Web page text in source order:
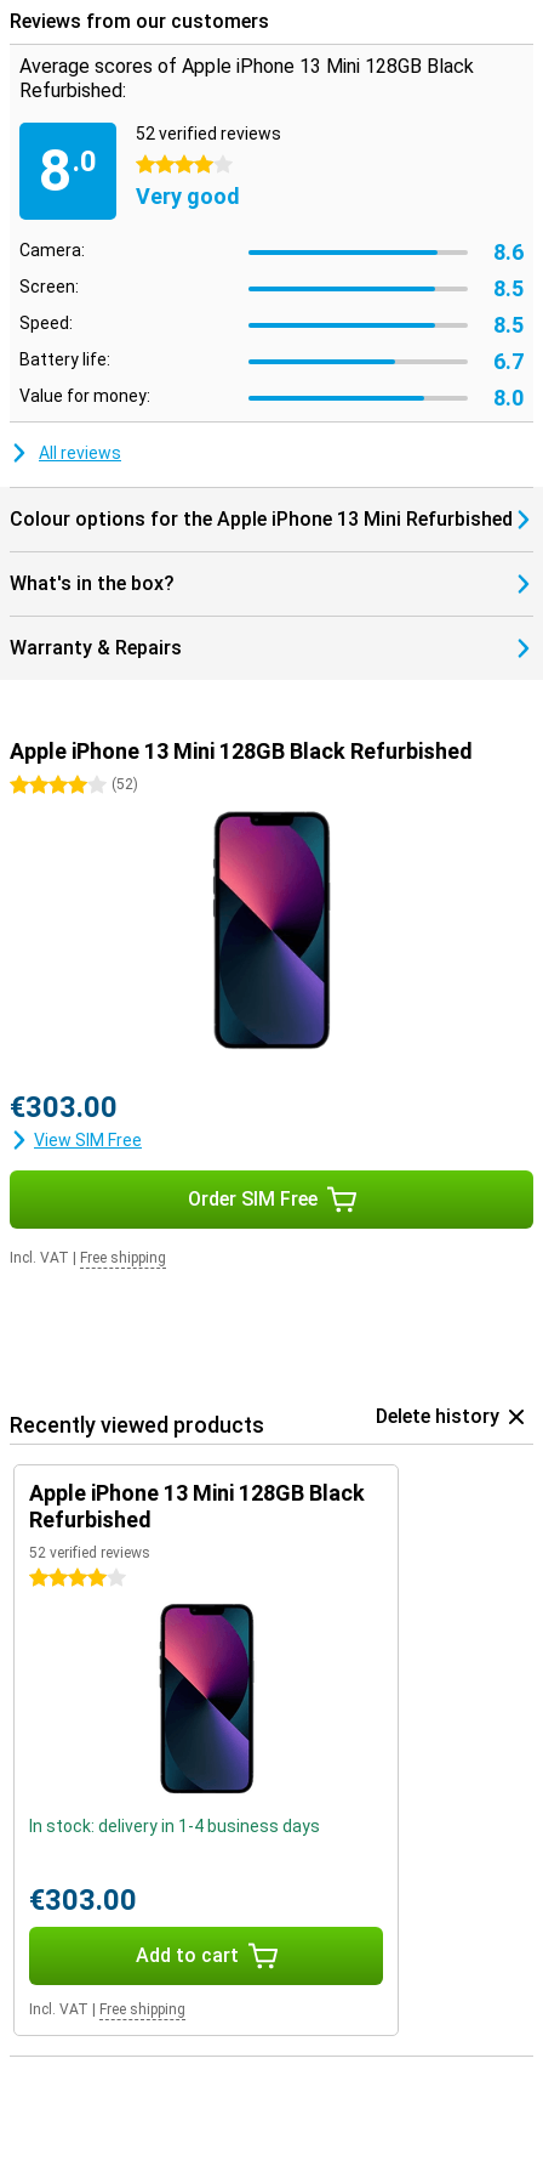
Reviews from our customers
Average scores of Apple iPhone 13 Mini 128GB Black
Refurbished:
8.0
52 verified reviews
4 stars
Very good
Camera: 8.6
Screen: 8.5
Speed: 8.5
Battery life: 6.7
Value for money: 8.0
All reviews
Colour options for the Apple iPhone 13 Mini Refurbished
What's in the box?
Warranty & Repairs
Apple iPhone 13 Mini 128GB Black Refurbished
4 stars(52)
€303.00
View SIM Free
Order SIM Free
Incl. VAT Free shipping
Recently viewed products Delete history
Apple iPhone 13 Mini 128GB Black
Refurbished
52 verified reviews
4 stars
In stock: delivery in 1-4 business days
€303.00
Add to cart
Incl. VAT Free shipping